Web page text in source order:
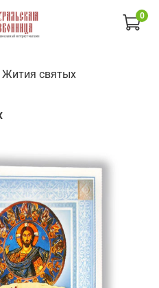
0
Жития святых